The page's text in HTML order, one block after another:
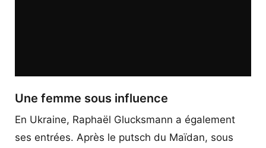
Une femme sous influence
En Ukraine, Raphaël Glucksmann a également
ses entrées. Après le putsch du Maïdan, sous